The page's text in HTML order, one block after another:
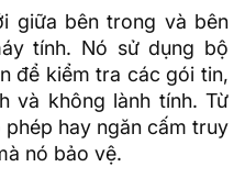
giữa bên trong và bên
tính. Nó sử dụng bộ
để kiểm tra các gói tin,
và không lành tính. Từ
hay ngăn cấm truy
nó bảo vệ.